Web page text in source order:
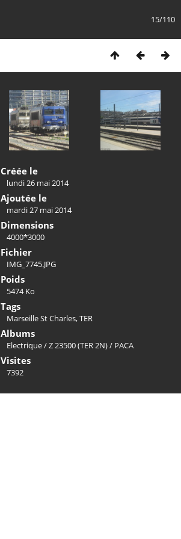
15/110
Créée le
lundi 26 mai 2014
Ajoutée le
mardi 27 mai 2014
Dimensions
4000*3000
Fichier
IMG_7745.JPG
Poids
5474 Ko
Tags
Marseille St Charles,TER
Albums
Electrique/Z 23500 (TER 2N)/ PACA
Visites
7392